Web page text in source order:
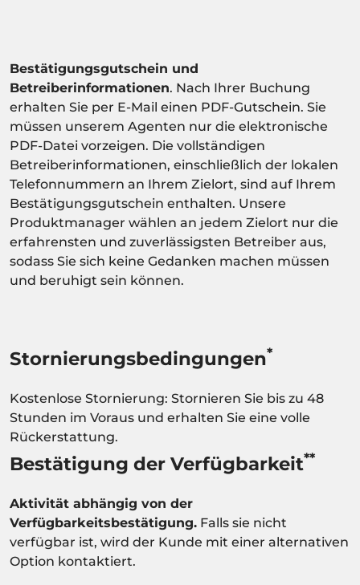
Bestätigungsgutschein und
Betreiberinformationen. Nach Ihrer Buchung
erhalten Sie per E-Mail einen PDF-Gutschein. Sie
müssen unserem Agenten nur die elektronische
PDF-Datei vorzeigen. Die vollständigen
Betreiberinformationen, einschließlich der lokalen
Telefonnummern an Ihrem Zielort, sind auf Ihrem
Bestätigungsgutschein enthalten. Unsere
Produktmanager wählen an jedem Zielort nur die
erfahrensten und zuverlässigsten Betreiber aus,
sodass Sie sich keine Gedanken machen müssen
und beruhigt sein können.
Stornierungsbedingungen*
Kostenlose Stornierung: Stornieren Sie bis zu 48
Stunden im Voraus und erhalten Sie eine volle
Rückerstattung.
Bestätigung der Verfügbarkeit**
Aktivität abhängig von der
Verfügbarkeitsbestätigung. Falls sie nicht
verfügbar ist, wird der Kunde mit einer alternativen
Option kontaktiert.